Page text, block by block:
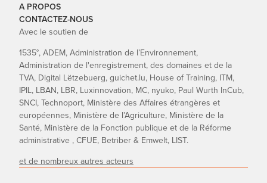
A PROPOS
CONTACTEZ-NOUS
Avec le soutien de
1535°, ADEM, Administration de l’Environnement,
Administration de l'enregistrement, des domaines et de la
TVA, Digital Lëtzebuerg, guichet.lu, House of Training, ITM,
IPIL, LBAN, LBR, Luxinnovation, MC, nyuko, Paul Wurth InCub,
SNCI, Technoport, Ministère des Affaires étrangères et
européennes, Ministère de l’Agriculture, Ministère de la
Santé, Ministère de la Fonction publique et de la Réforme
administrative , CFUE, Betriber & Emwelt, LIST.
et de nombreux autres acteurs